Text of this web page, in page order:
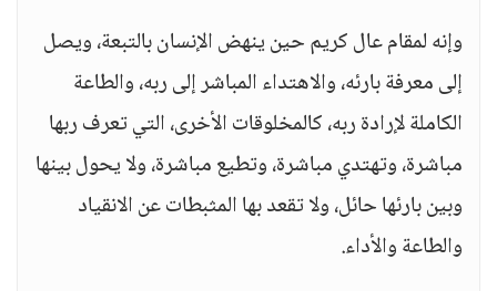
وإنه لمقام عال كريم حين ينهض الإنسان بالتبعة، ويصل
إلى معرفة بارئه، والاهتداء المباشر إلى ربه، والطاعة
الكاملة لإرادة ربه، كالمخلوقات الأخرى، التي تعرف ربها
مباشرة، وتهتدي مباشرة، وتطيع مباشرة، ولا يحول بينها
وبين بارئها حائل، ولا تقعد بها المثبطات عن الانقياد
والطاعة والأداء.